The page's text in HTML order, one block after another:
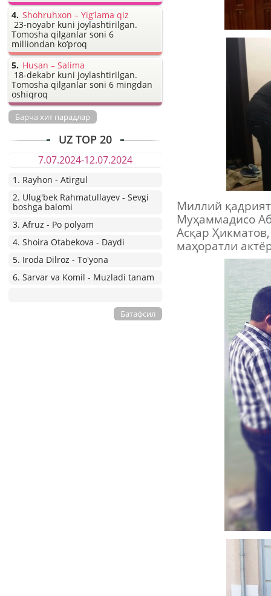
Миллий
Муҳаммадисо
Асқар
маҳоратли
Shohruhxon – Yig’lama qiz
23-noyabr kuni joylashtirilgan.
Tomosha qilganlar soni 6
milliondan ko’proq
Husan – Salima
18-dekabr kuni joylashtirilgan.
Tomosha qilganlar soni 6 mingdan
oshiqroq
Барча хит парадлар
UZ TOP 20
7.07.2024-12.07.2024
1. Rayhon - Atirgul
2. Ulug'bek Rahmatullayev - Sevgi
boshga balomi
3. Afruz - Po polyam
4. Shoira Otabekova - Daydi
5. Iroda Dilroz - To'yona
6. Sarvar va Komil - Muzladi tanam
Батафсил